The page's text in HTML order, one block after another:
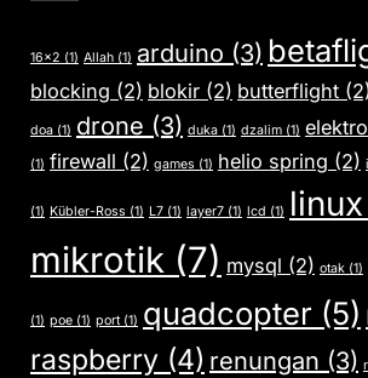
16x2 (1) Allah (1) arduino (3)
blocking (2) blokir (2) butterflight
doa (1) drone (3) duka (1) dzalim (1)
(1) firewall (2) games (1) helio spring (2)
(1) Kübler-Ross (1) L7 (1) layer7 (1) lcd (1) linux
mikrotik (7) mysql (2) otak (1)
(1) poe (1) port(1) quadcopter (5)
raspberry (4) renungan (3)